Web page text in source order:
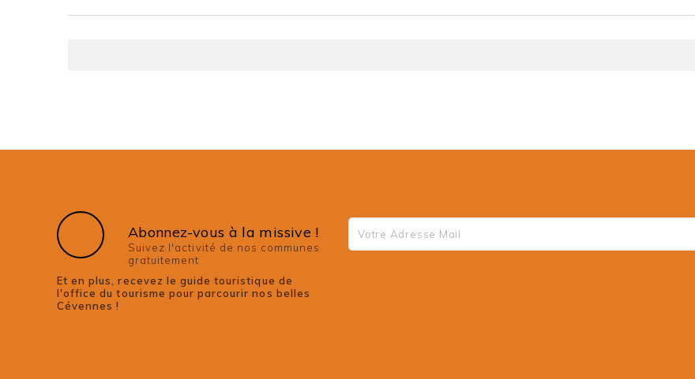
Abonnez-vous à la missive !
Suivez l'activité de nos communes
gratuitement
Et en plus, recevez le guide touristique de
l'office du tourisme pour parcourir nos belles
Cévennes !